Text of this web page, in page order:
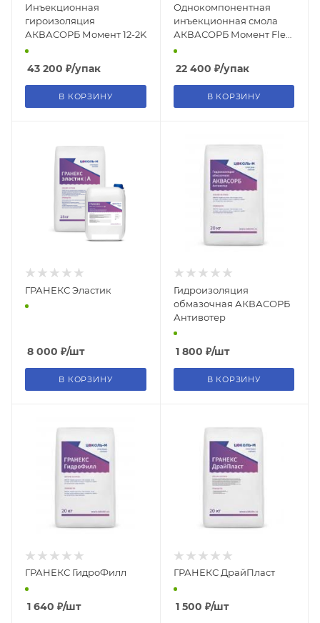
Инъекционная
гироизоляция
АКВАСОРБ Момент 12-2K
43 200 ₽/упак
В КОРЗИНУ
Однокомпонентная
инъекционная смола
АКВАСОРБ Момент Flex
7
22 400 ₽/упак
В КОРЗИНУ
ГРАНЕКС Эластик
8 000 ₽/шт
В КОРЗИНУ
Гидроизоляция
обмазочная АКВАСОРБ
Антивотер
1 800 ₽/шт
В КОРЗИНУ
ГРАНЕКС ГидроФилл
1 640 ₽/шт
ГРАНЕКС ДрайПласт
1 500 ₽/шт